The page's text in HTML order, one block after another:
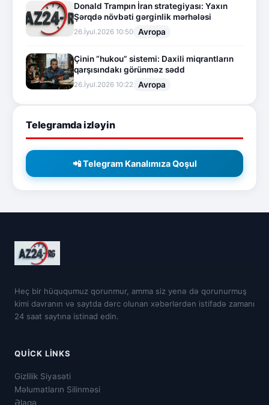
Donald Trampın İran strategiyası: Yaxın
Şərqdə növbəti gərginlik mərhələsi
26.İyul.2026 10:50 Avropa
Çinin “hukou” sistemi: Daxili miqrantların
qarşısındakı görünməz sədd
26.İyul.2026 10:22 Avropa
Telegramda izləyin
📲 Telegram Kanalımıza Qoşul
Heç bir hüququmuz qorunmur, amma siz yenə də qorunurmuş
kimi davranın və saytda dərc olunan xəbərlərdən istifadə zamanı
24 saat saytına istinad edin.
QUICK LINKS
Gizlilik Siyasəti
Məlumatların Silinməsi
Əlaqə